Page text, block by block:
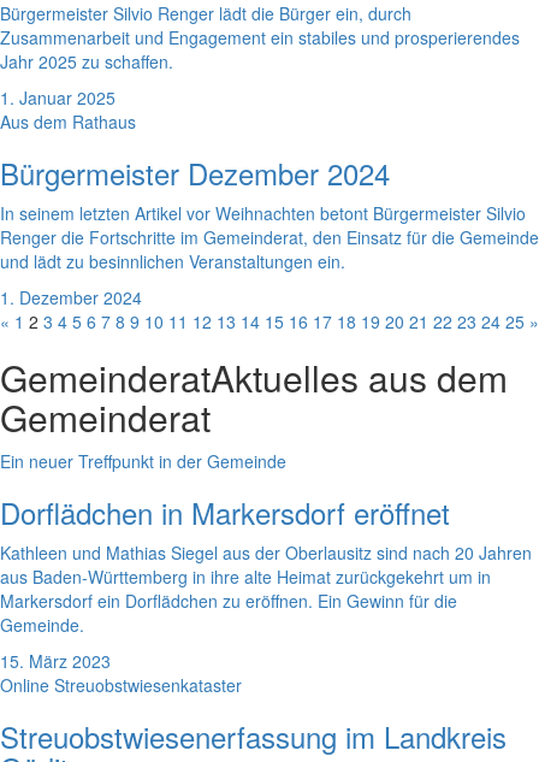
Bürgermeister Silvio Renger lädt die Bürger ein, durch
Zusammenarbeit und Engagement ein stabiles und prosperierendes
Jahr 2025 zu schaffen.
1. Januar 2025
Aus dem Rathaus
Bürgermeister Dezember 2024
In seinem letzten Artikel vor Weihnachten betont Bürgermeister Silvio
Renger die Fortschritte im Gemeinderat, den Einsatz für die Gemeinde
und lädt zu besinnlichen Veranstaltungen ein.
1. Dezember 2024
« 1 2 3 4 5 6 7 8 9 10 11 12 13 14 15 16 17 18 19 20 21 22 23 24 25 »
GemeinderatAktuelles aus dem
Gemeinderat
Ein neuer Treffpunkt in der Gemeinde
Dorflädchen in Markersdorf eröffnet
Kathleen und Mathias Siegel aus der Oberlausitz sind nach 20 Jahren
aus Baden-Württemberg in ihre alte Heimat zurückgekehrt um in
Markersdorf ein Dorflädchen zu eröffnen. Ein Gewinn für die
Gemeinde.
15. März 2023
Online Streuobstwiesenkataster
Streuobstwiesenerfassung im Landkreis